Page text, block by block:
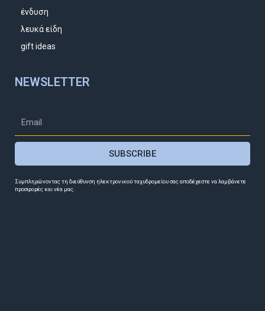
ένδυση
λευκά είδη
gift ideas
NEWSLETTER
SUBSCRIBE
Συμπληρώνοντας τη διεύθυνση ηλεκτρονικού ταχυδρομείου σας αποδέχεστε να λαμβάνετε
προσφορές και νέα μας.